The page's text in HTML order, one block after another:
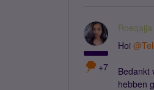
+7
Roeqajja
Hoi
Bedankt
hebben